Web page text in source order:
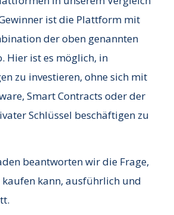
ist die Plattform mit
der oben genannten
Hier ist es möglich, in
zu investieren, ohne sich mit
Smart Contracts oder der
Schlüssel beschäftigen zu
beantworten wir die Frage,
kann, ausführlich und